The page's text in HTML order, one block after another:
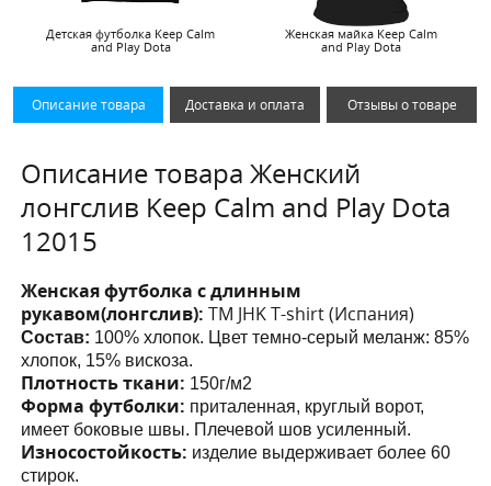
Детская футболка Keep Calm
and Play Dota
Женская майка Keep Calm
and Play Dota
Описание товара Доставка и оплата Отзывы о товаре
Описание товара Женский
лонгслив Keep Calm and Play Dota
12015
Женская футболка с длинным
рукавом(лонгслив):ТМ JHK T-shirt (Испания)
Состав: 100% хлопок. Цвет темно-серый меланж: 85%
хлопок, 15% вискоза.
Плотность ткани: 150г/м2
Форма футболки: приталенная, круглый ворот,
имеет боковые швы. Плечевой шов усиленный.
Износостойкость: изделие выдерживает более 60
стирок.